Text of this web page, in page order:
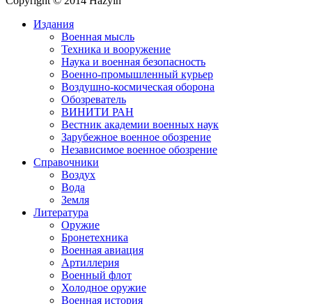
Издания
Военная мысль
Техника и вооружение
Наука и военная безопасность
Военно-промышленный курьер
Воздушно-космическая оборона
Обозреватель
ВИНИТИ РАН
Вестник академии военных наук
Зарубежное военное обозрение
Независимое военное обозрение
Справочники
Воздух
Вода
Земля
Литература
Оружие
Бронетехника
Военная авиация
Артиллерия
Военный флот
Холодное оружие
Военная история